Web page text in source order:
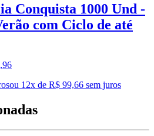
Conquista 1000 Und -
com Ciclo de até
,96
ou 12x de R$ 99,66 sem juros